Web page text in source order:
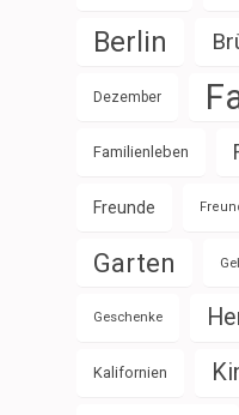
Berlin
Dezember
Familienleben
Freunde
Garten
Geschenke
Kalifornien